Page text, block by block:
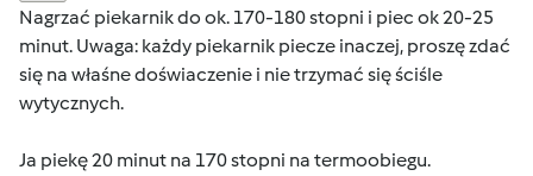
Nagrzać piekarnik do ok. 170-180 stopni i piec ok 20-25
minut. Uwaga: każdy piekarnik piecze inaczej, proszę zdać
się na właśne doświaczenie i nie trzymać się ściśle
wytycznych.
Ja piekę 20 minut na 170 stopni na termoobiegu.